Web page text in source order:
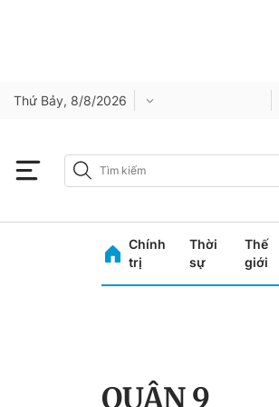
Thứ Bảy, 8/8/2026
Chính
trị
Thời
sự
Thế
giới
QUẬN 9